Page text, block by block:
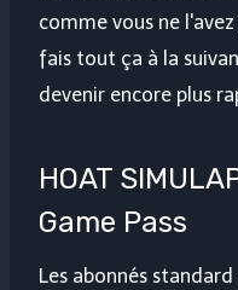
comme vous ne
fais tout ça à la
devenir encore plus
HOAT
Game Pass
Les abonnés